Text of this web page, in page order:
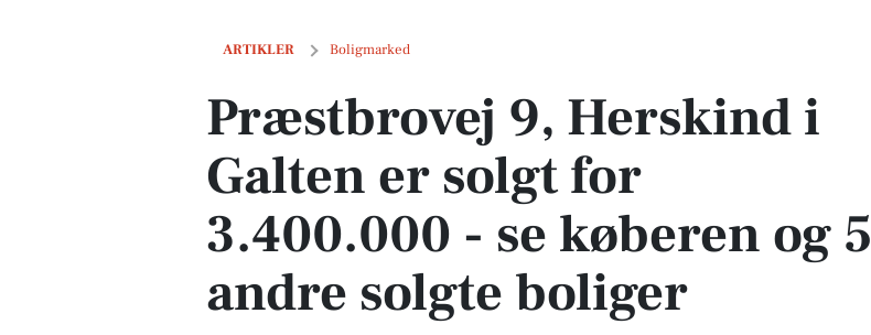
ARTIKLER Boligmarked
Præstbrovej 9, Herskind i Galten er solgt for 3.400.000 - se køberen og 5 andre solgte boliger
Præstbrovej 9, Herskind i
Galten er solgt for
3.400.000 - se køberen og 5
andre solgte boliger